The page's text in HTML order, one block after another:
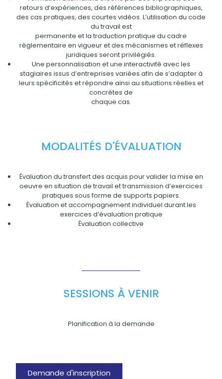
retours d’expériences, des références bibliographiques,
des cas pratiques, des courtes vidéos. L’utilisation du code
du travail est
permanente et la traduction pratique du cadre
règlementaire en vigueur et des mécanismes et réflexes
juridiques seront privilégiés.
Une personnalisation et une interactivité avec les
stagiaires issus d’entreprises variées afin de s’adapter à
leurs spécificités et répondre ainsi au situations réelles et
concrètes de
chaque cas.
MODALITÉS D'ÉVALUATION
Évaluation du transfert des acquis pour valider la mise en
oeuvre en situation de travail et transmission d’exercices
pratiques sous forme de supports papiers.
Évaluation et accompagnement individuel durant les
exercices d’évaluation pratique
Évaluation collective
SESSIONS À VENIR
Planification à la demande
Demande d'inscription